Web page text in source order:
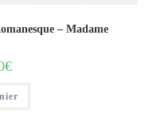
– Madame
€